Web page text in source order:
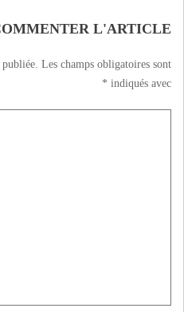
L'ARTICLE
publiée. Les champs obligatoires sont
indiqués avec
*